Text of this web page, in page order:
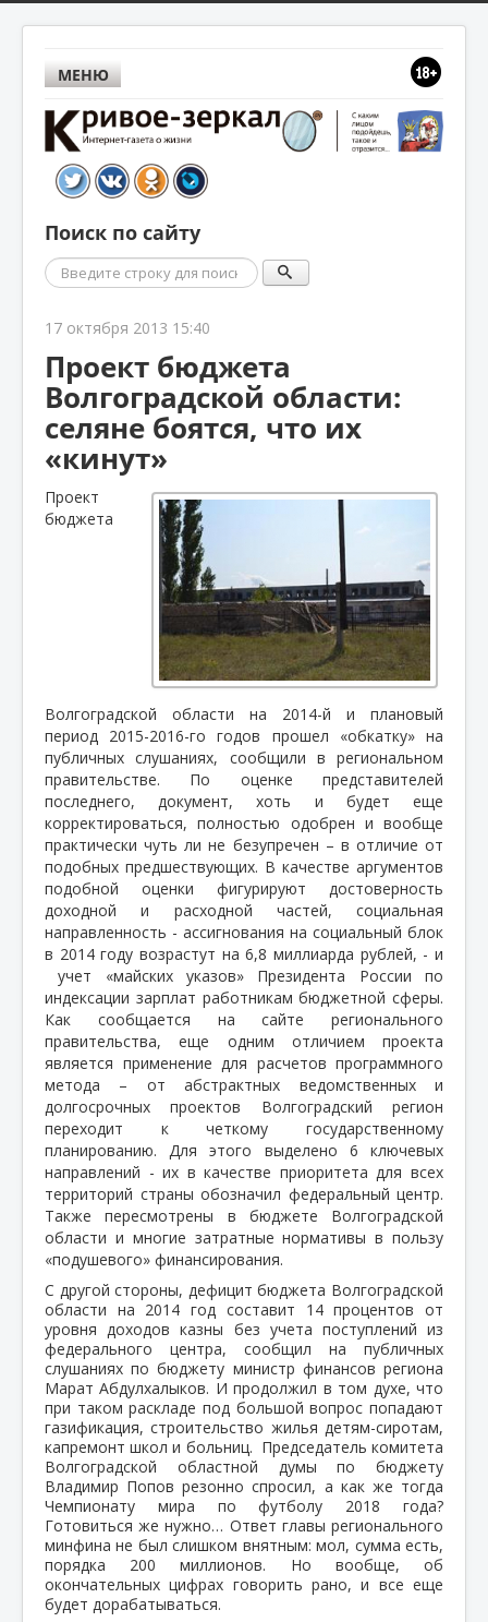
МЕНЮ
Поиск по сайту
Поиск
17 октября 2013 15:40
Проект бюджета
Волгоградской области:
селяне боятся, что их
«кинут»
Проект
бюджета
Волгоградской области на 2014-й и плановый
период 2015-2016-го годов прошел «обкатку» на
публичных слушаниях, сообщили в региональном
правительстве. По оценке представителей
последнего, документ, хоть и будет еще
корректироваться, полностью одобрен и вообще
практически чуть ли не безупречен – в отличие от
подобных предшествующих. В качестве аргументов
подобной оценки фигурируют достоверность
доходной и расходной частей, социальная
направленность - ассигнования на социальный блок
в 2014 году возрастут на 6,8 миллиарда рублей, - и
учет «майских указов» Президента России по
индексации зарплат работникам бюджетной сферы.
Как сообщается на сайте регионального
правительства, еще одним отличием проекта
является применение для расчетов программного
метода – от абстрактных ведомственных и
долгосрочных проектов Волгоградский регион
переходит к четкому государственному
планированию. Для этого выделено 6 ключевых
направлений - их в качестве приоритета для всех
территорий страны обозначил федеральный центр.
Также пересмотрены в бюджете Волгоградской
области и многие затратные нормативы в пользу
«подушевого» финансирования.
С другой стороны, дефицит бюджета Волгоградской
области на 2014 год составит 14 процентов от
уровня доходов казны без учета поступлений из
федерального центра, сообщил на публичных
слушаниях по бюджету министр финансов региона
Марат Абдулхалыков. И продолжил в том духе, что
при таком раскладе под большой вопрос попадают
газификация, строительство жилья детям-сиротам,
капремонт школ и больниц. Председатель комитета
Волгоградской областной думы по бюджету
Владимир Попов резонно спросил, а как же тогда
Чемпионату мира по футболу 2018 года?
Готовиться же нужно… Ответ главы регионального
минфина не был слишком внятным: мол, сумма есть,
порядка 200 миллионов. Но вообще, об
окончательных цифрах говорить рано, и все еще
будет дорабатываться.